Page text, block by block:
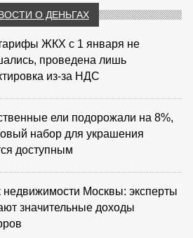
О ДЕНЬГАХ
ЖКХ с 1 января не
проведена лишь
из‑за НДС
ели подорожали на 8%,
набор для украшения
доступным
недвижимости Москвы: эксперты
значительные доходы